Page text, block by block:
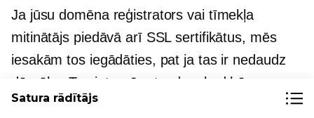
Ja jūsu domēna reģistrators vai tīmekļa
mitinātājs piedāvā arī SSL sertifikātus, mēs
iesakām tos iegādāties, pat ja tas ir nedaudz
dārgāks. Tas ietaupīs stundas, kad būs
jāinstalē sertifikāts un jāpārslēdzas uz HTTPS.
Satura rādītājs